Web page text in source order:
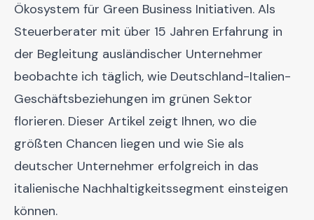
Ökosystem für Green Business Initiativen. Als
Steuerberater mit über 15 Jahren Erfahrung in
der Begleitung ausländischer Unternehmer
beobachte ich täglich, wie Deutschland-Italien-
Geschäftsbeziehungen im grünen Sektor
florieren. Dieser Artikel zeigt Ihnen, wo die
größten Chancen liegen und wie Sie als
deutscher Unternehmer erfolgreich in das
italienische Nachhaltigkeitssegment einsteigen
können.